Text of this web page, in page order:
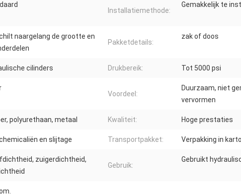
Installatiemethode:
Gemakkelijk te
naargelang de grootte en
Pakketdetails:
zak of doos
cilinders Drukbereik: Tot 5000 psi
Voordeel:
Duurzaam, niet
vervormen
polyurethaan, metaal Kwaliteit: Hoge prestaties
en slijtage Transportpakket: Verpakking in
zuigerdichtheid,
Gebruik:
Gebruikt